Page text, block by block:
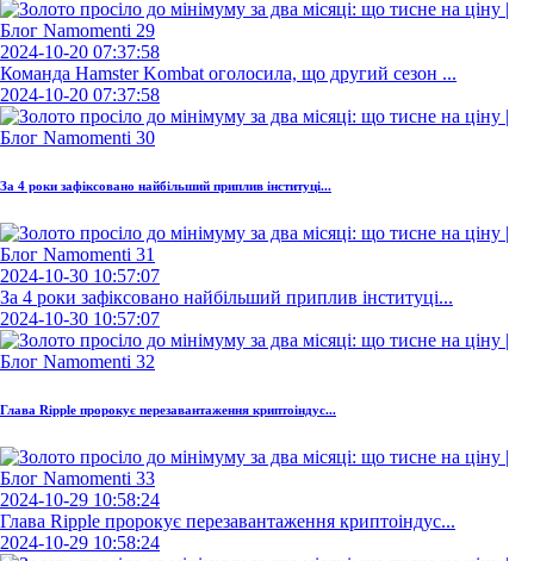
2024-10-20 07:37:58
Команда Hamster Kombat оголосила, що другий сезон ...
2024-10-20 07:37:58
За 4 роки зафіксовано найбільший приплив інституці...
2024-10-30 10:57:07
За 4 роки зафіксовано найбільший приплив інституці...
2024-10-30 10:57:07
Глава Ripple пророкує перезавантаження криптоіндус...
2024-10-29 10:58:24
Глава Ripple пророкує перезавантаження криптоіндус...
2024-10-29 10:58:24